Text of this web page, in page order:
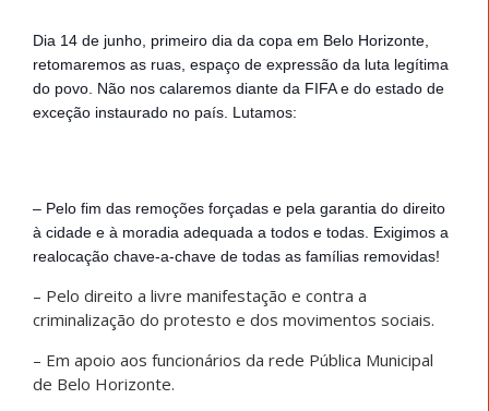
Dia 14 de junho, primeiro dia da copa em Belo Horizonte,
retomaremos as ruas, espaço de expressão da luta legítima
do povo. Não nos calaremos diante da FIFA e do estado de
exceção instaurado no país. Lutamos:
– Pelo fim das remoções forçadas e pela garantia do direito
à cidade e à moradia adequada a todos e todas. Exigimos a
realocação chave-a-chave de todas as famílias removidas!
– Pelo direito a livre manifestação e contra a
criminalização do protesto e dos movimentos sociais.
– Em apoio aos funcionários da rede Pública Municipal
de Belo Horizonte.